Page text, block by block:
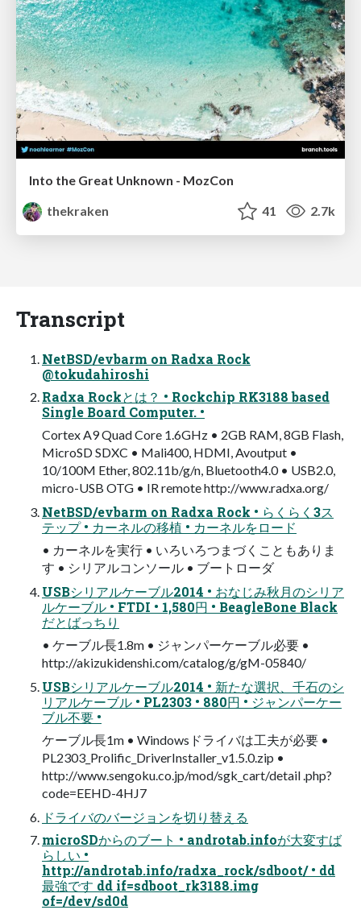
Into the Great Unknown - MozCon
thekraken
41 2.7k
Transcript
NetBSD/evbarm on Radxa Rock
@tokudahiroshi
Radxa Rockとは？ • Rockchip RK3188 based
Single Board Computer. •
Cortex A9 Quad Core 1.6GHz • 2GB RAM, 8GB Flash,
MicroSD SDXC • Mali400, HDMI, Avoutput •
10/100M Ether, 802.11b/g/n, Bluetooth4.0 • USB2.0,
micro-USB OTG • IR remote http://www.radxa.org/
NetBSD/evbarm on Radxa Rock • らくらく3ス
テップ • カーネルの移植 • カーネルをロード
• カーネルを実行 • いろいろつまづくこともありま
す • シリアルコンソール • ブートローダ
USBシリアルケーブル2014 • おなじみ秋月のシリア
ルケーブル • FTDI • 1,580円 • BeagleBone Black
だとばっちり
• ケーブル長1.8m • ジャンパーケーブル必要 •
http://akizukidenshi.com/catalog/g/gM-05840/
USBシリアルケーブル2014 • 新たな選択、千石のシ
リアルケーブル • PL2303 • 880円 • ジャンパーケー
ブル不要 •
ケーブル長1m • Windowsドライバは工夫が必要 •
PL2303_Prolific_DriverInstaller_v1.5.0.zip •
http://www.sengoku.co.jp/mod/sgk_cart/detail .php?
code=EEHD-4HJ7
ドライバのバージョンを切り替える
microSDからのブート • androtab.infoが大変すば
らしい •
http://androtab.info/radxa_rock/sdboot/ • dd
最強です dd if=sdboot_rk3188.img
of=/dev/sd0d